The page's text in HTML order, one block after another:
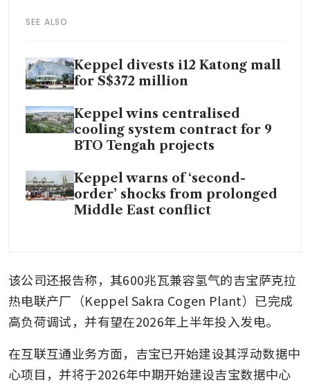
SEE ALSO
Keppel divests i12 Katong mall
for S$372 million
Keppel wins centralised
cooling system contract for 9
BTO Tengah projects
Keppel warns of ‘second-
order’ shocks from prolonged
Middle East conflict
该公司还报告称，其600兆瓦兼容氢气的吉宝萨克拉
热电联产厂（Keppel Sakra Cogen Plant）已完成
高负荷调试，并有望在2026年上半年投入发电。
在互联互通业务方面，吉宝已开始建设其浮动数据中
心项目，并将于2026年中期开始建设吉宝数据中心